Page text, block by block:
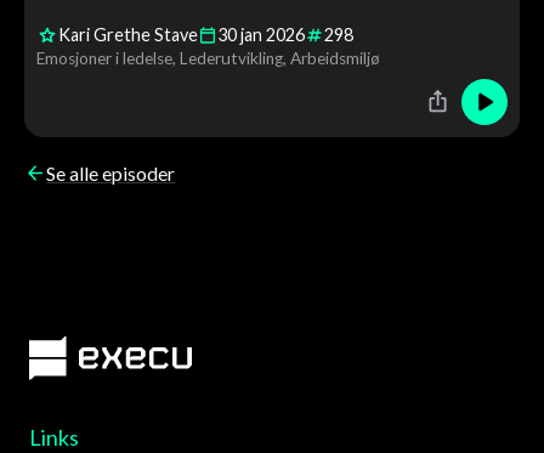
Kari Grethe Stave 30jan 2026 298
Emosjoner i ledelse Lederutvikling Arbeidsmiljø
Se alle episoder
Links